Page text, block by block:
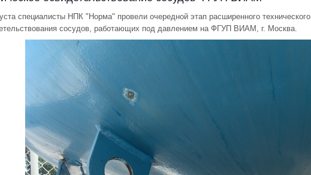
специалисты НПК "Норма" провели очередной этап расширенного технического
сосудов, работающих под давлением на ФГУП ВИАМ, г. Москва.